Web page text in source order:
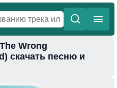
Wrong
скачать песню и